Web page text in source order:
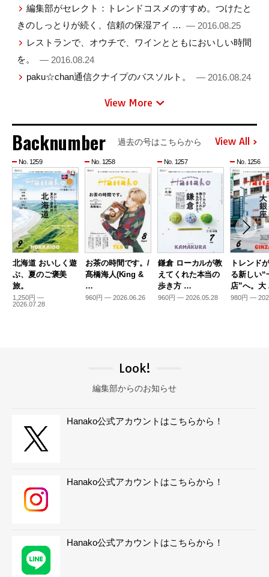
編集部がセレクト：トレンドコスメのすすめ。つけたと
きのしっとりが続く、信頼の保湿アイ … — 2016.08.25
レストランで、オウチで、ワインとともにおいしい時間
を。
— 2016.08.24
paku☆chan通信クナイプのバスソルト。
— 2016.08.24
View More
Backnumber 過去の号はこちらから View All
No. 1259
北海道 おいしく遊
ぶ、夏のご褒美
旅。
1,250円 —
2026.07.28
No. 1258
お茶の時間です。/
髙橋海人(King &
…
960円 — 2026.06.26
No. 1257
鎌倉 ローカルが教
えてくれた本当の
歩き方 …
960円 — 2026.05.28
No. 1256
トレンド
る新しい“
店”へ。
980円 —
Look!
編集部からのお知らせ
Hanako公式アカウントはこちらから！
Hanako公式アカウントはこちらから！
Hanako公式アカウントはこちらから！